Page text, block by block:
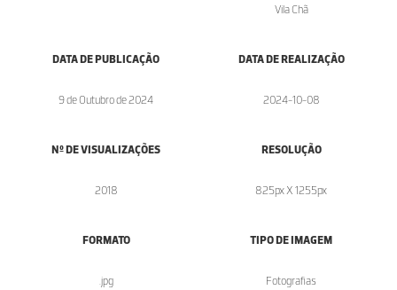
Vila Chã
DATA DE PUBLICAÇÃO
9 de Outubro de 2024
DATA DE REALIZAÇÃO
2024-10-08
Nº DE VISUALIZAÇÕES
2018
RESOLUÇÃO
825px X 1255px
FORMATO
.jpg
TIPO DE IMAGEM
Fotografias